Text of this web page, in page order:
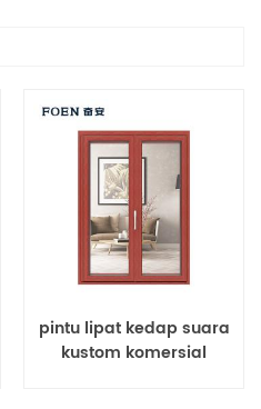
pintu lipat kedap suara
kustom komersial